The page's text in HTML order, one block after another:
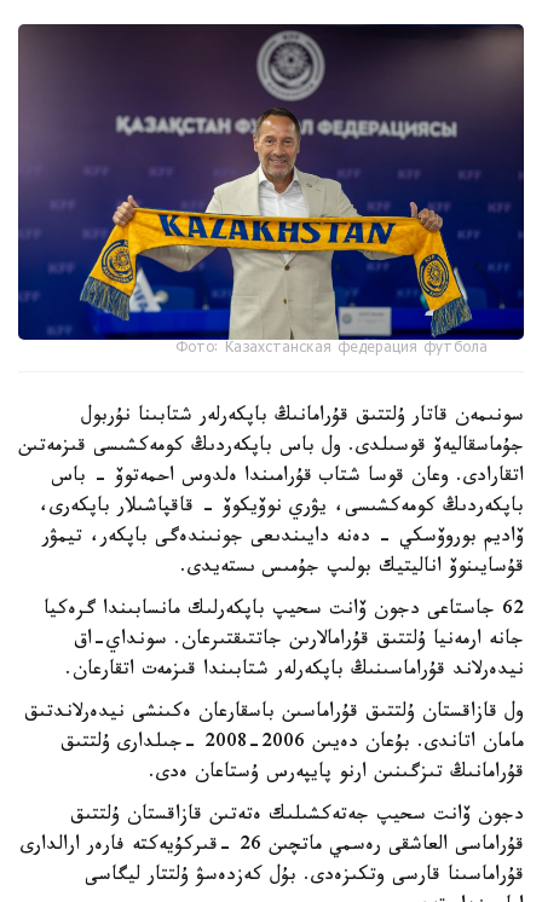
Фото: Казахстанская федерация футбола
سونىمەن قاتار ۇلتتىق قۇرامانىڭ باپكەرلەر شتابىنا نۇربول
جۇماسقاليەۆ قوسىلدى. ول باس باپكەردىڭ كومەكشىسى قىزمەتىن
اتقارادى. وعان قوسا شتاب قۇرامىندا ەلدوس احمەتوۆ - باس
باپكەردىڭ كومەكشىسى، يۋري نوۆيكوۆ - قاقپاشىلار باپكەرى،
ۆاديم بوروۆسكي - دەنە دايىندىعى جونىندەگى باپكەر، تيمۋر
قۇسايىنوۆ اناليتيك بولىپ جۇمىس ىستەيدى.
62 جاستاعى دجون ۆانت سحيپ باپكەرلىك مانسابىندا گرەكيا
جانە ارمەنيا ۇلتتىق قۇرامالارىن جاتتىقتىرعان. سونداي-اق
نيدەرلاند قۇراماسىنىڭ باپكەرلەر شتابىندا قىزمەت اتقارعان.
ول قازاقستان ۇلتتىق قۇراماسىن باسقارعان ەكىنشى نيدەرلاندتىق
مامان اتاندى. بۇعان دەيىن 2006-2008 -جىلدارى ۇلتتىق
قۇرامانىڭ تىزگىنىن ارنو پايپەرس ۇستاعان ەدى.
دجون ۆانت سحيپ جەتەكشىلىك ەتەتىن قازاقستان ۇلتتىق
قۇراماسى العاشقى رەسمي ماتچىن 26 -قىركۇيەكتە فارەر ارالدارى
قۇراماسىنا قارسى وتكىزەدى. بۇل كەزدەسۋ ۇلتتار ليگاسى